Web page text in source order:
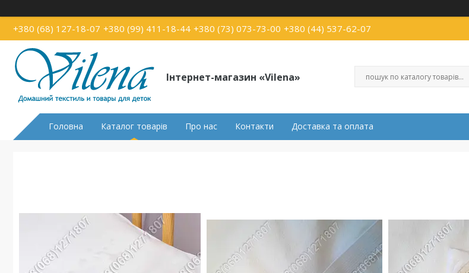
+380 (68) 127-18-07 +380 (99) 411-18-44 +380 (73) 073-73-00 +380 (44) 537-62-07
Інтернет-магазин «Vilena»
Головна Каталог товарів Про нас Контакти Доставка та оплата